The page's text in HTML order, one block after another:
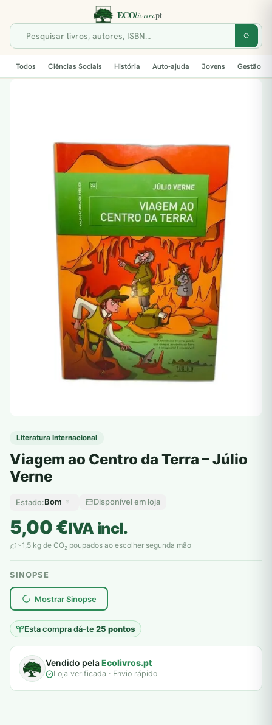
Todos Ciências Sociais História Auto-ajuda Jovens Gestão
Literatura Internacional
Viagem ao Centro da Terra – Júlio
Verne
Estado:Bom Disponível em loja
5,00€IVA incl.
~1,5 kg de CO2 poupados ao escolher segunda mão
SINOPSE
Mostrar Sinopse
Esta compra dá-te25 pontos
plantar árvores reais
Vendido pelaEcolivros.pt
Loja verificada · Envio rápido